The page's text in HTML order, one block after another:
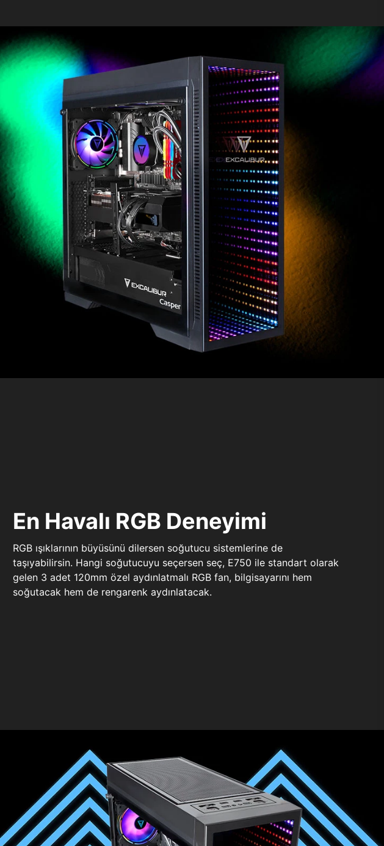
En Havalı RGB Deneyimi
RGB ışıklarının büyüsünü dilersen soğutucu sistemlerine de
taşıyabilirsin. Hangi soğutucuyu seçersen seç, E750 ile standart olarak
gelen 3 adet 120mm özel aydınlatmalı RGB fan, bilgisayarını hem
soğutacak hem de rengarenk aydınlatacak.